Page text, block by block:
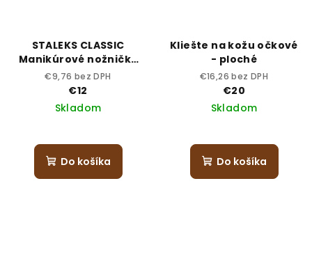
STALEKS CLASSIC
Manikúrové nožničky
21-1
€9,76 bez DPH
€12
Skladom
Do košíka
Kliešte na kožu očkové
- ploché
€16,26 bez DPH
€20
Skladom
Do košíka